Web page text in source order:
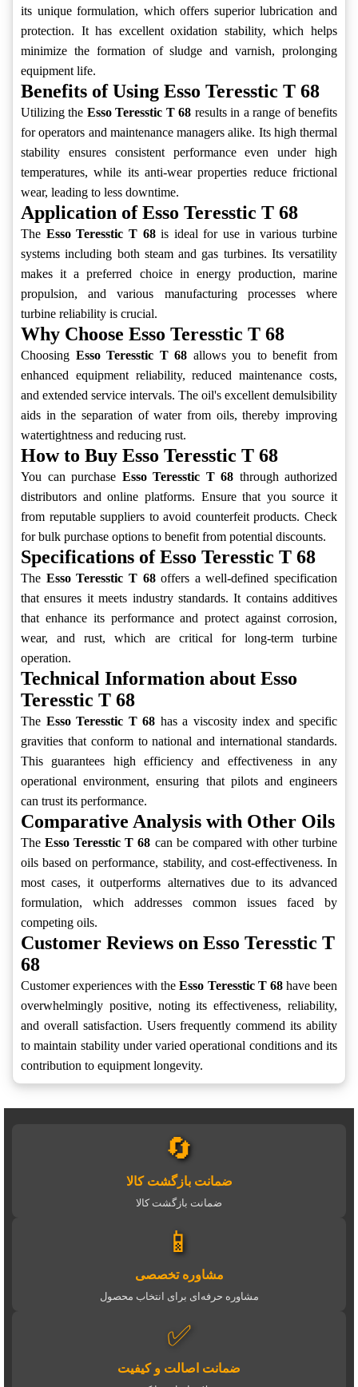
its unique formulation, which offers superior lubrication and
protection. It has excellent oxidation stability, which helps
minimize the formation of sludge and varnish, prolonging
equipment life.
Benefits of Using Esso Teresstic T 68
Utilizing the Esso Teresstic T 68 results in a range of benefits
for operators and maintenance managers alike. Its high thermal
stability ensures consistent performance even under high
temperatures, while its anti-wear properties reduce frictional
wear, leading to less downtime.
Application of Esso Teresstic T 68
The Esso Teresstic T 68is ideal for use in various turbine
systems including both steam and gas turbines. Its versatility
makes it a preferred choice in energy production, marine
propulsion, and various manufacturing processes where
turbine reliability is crucial.
Why Choose Esso Teresstic T 68
Choosing Esso Teresstic T 68 allows you to benefit from
enhanced equipment reliability, reduced maintenance costs,
and extended service intervals. The oil's excellent demulsibility
aids in the separation of water from oils, thereby improving
watertightness and reducing rust.
How to Buy Esso Teresstic T 68
You can purchase Esso Teresstic T 68 through authorized
distributors and online platforms. Ensure that you source it
from reputable suppliers to avoid counterfeit products. Check
for bulk purchase options to benefit from potential discounts.
Specifications of Esso Teresstic T 68
The Esso Teresstic T 68offers a well-defined specification
that ensures it meets industry standards. It contains additives
that enhance its performance and protect against corrosion,
wear, and rust, which are critical for long-term turbine
operation.
Technical Information about Esso
Teresstic T 68
The Esso Teresstic T 68 has a viscosity index and specific
gravities that conform to national and international standards.
This guarantees high efficiency and effectiveness in any
operational environment, ensuring that pilots and engineers
can trust its performance.
Comparative Analysis with Other Oils
TheEsso Teresstic T 68 can be compared with other turbine
oils based on performance, stability, and cost-effectiveness. In
most cases, it outperforms alternatives due to its advanced
formulation, which addresses common issues faced by
competing oils.
Customer Reviews on Esso Teresstic T
68
Customer experiences with theEsso Teresstic T 68have been
overwhelmingly positive, noting its effectiveness, reliability,
and overall satisfaction. Users frequently commend its ability
to maintain stability under varied operational conditions and its
contribution to equipment longevity.
🔄
ضمانت بازگشت کالا
ضمانت بازگشت کالا
📱
مشاوره تخصصی
مشاوره حرفه‌ای برای انتخاب محصول
✅
ضمانت اصالت و کیفیت